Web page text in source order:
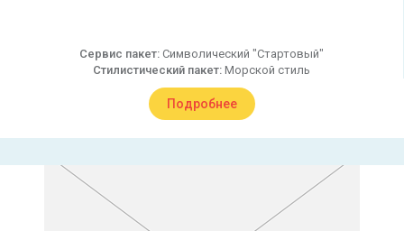
Сервис пакет: Символический "Стартовый"
Стилистический пакет: Морской стиль
Подробнее